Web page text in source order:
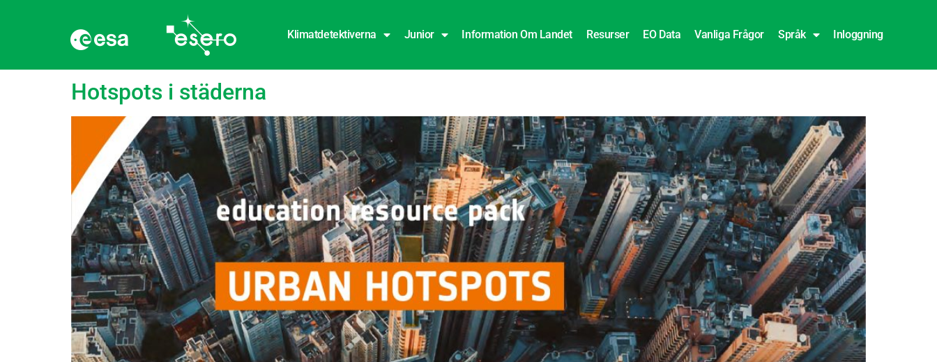
Klimatdetektiverna Junior Information Om Landet Resurser EO Data Vanliga Frågor Språk Inloggning
Etikett: Elektromagnetisk energi
Hotspots i städerna